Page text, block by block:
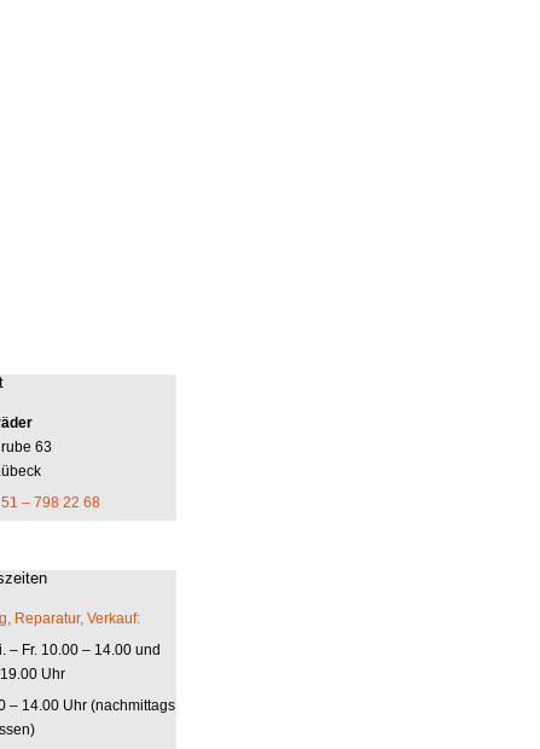
63
– 798 22 68
Reparatur, Verkauf:
– Fr. 10.00 – 14.00 und
Uhr
– 14.00 Uhr (nachmittags